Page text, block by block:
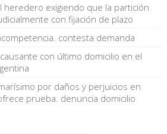
heredero exigiendo que la partición
con fijación de plazo
contesta demanda
con último domicilio en el
por daños y perjuicios en
prueba. denuncia domicilio